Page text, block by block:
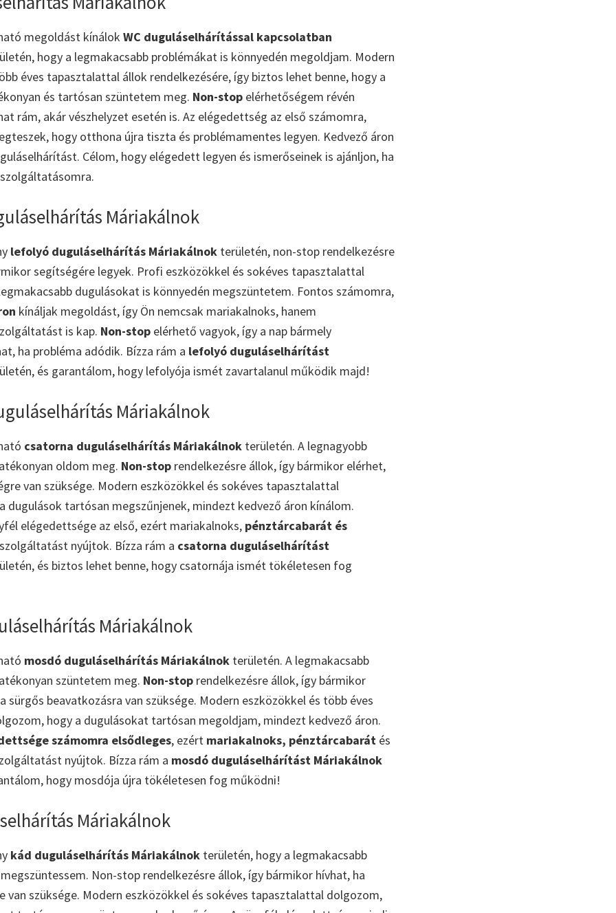
megoldást kínálok WC duguláselhárítással kapcsolatban
hogy a legmakacsabb problémákat is könnyedén megoldjam. Modern
éves tapasztalattal állok rendelkezésére, így biztos lehet benne, hogy a
és tartósan szüntetem meg. Non-stop elérhetőségem révén
rám, akár vészhelyzet esetén is. Az elégedettség az első számomra,
hogy otthona újra tiszta és problémamentes legyen. Kedvező áron
Célom, hogy elégedett legyen és ismerőseinek is ajánljon, ha
Máriakálnok
lefolyó duguláselhárítás Máriakálnok területén, non-stop rendelkezésre
segítségére legyek. Profi eszközökkel és sokéves tapasztalattal
dugulásokat is könnyedén megszüntetem. Fontos számomra,
kínáljak megoldást, így Ön nemcsak mariakalnoks, hanem
is kap. Non-stop elérhető vagyok, így a nap bármely
ha probléma adódik. Bízza rám a lefolyó duguláselhárítást
és garantálom, hogy lefolyója ismét zavartalanul működik majd!
Máriakálnok
csatorna duguláselhárítás Máriakálnok területén. A legnagyobb
oldom meg. Non-stop rendelkezésre állok, így bármikor elérhet,
van szüksége. Modern eszközökkel és sokéves tapasztalattal
dugulások tartósan megszűnjenek, mindezt kedvező áron kínálom.
elégedettsége az első, ezért mariakalnoks, pénztárcabarát és
nyújtok. Bízza rám a csatorna duguláselhárítást
és biztos lehet benne, hogy csatornája ismét tökéletesen fog
Máriakálnok
mosdó duguláselhárítás Máriakálnok területén. A legmakacsabb
szüntetem meg. Non-stop rendelkezésre állok, így bármikor
sürgős beavatkozásra van szüksége. Modern eszközökkel és több éves
hogy a dugulásokat tartósan megoldjam, mindezt kedvező áron.
számomra elsődleges, ezért mariakalnoks, pénztárcabarát és
nyújtok. Bízza rám a mosdó duguláselhárítást Máriakálnok
hogy mosdója újra tökéletesen fog működni!
Máriakálnok
kád duguláselhárítás Máriakálnok területén, hogy a legmakacsabb
Non-stop rendelkezésre állok, így bármikor hívhat, ha
van szüksége. Modern eszközökkel és sokéves tapasztalattal dolgozom,